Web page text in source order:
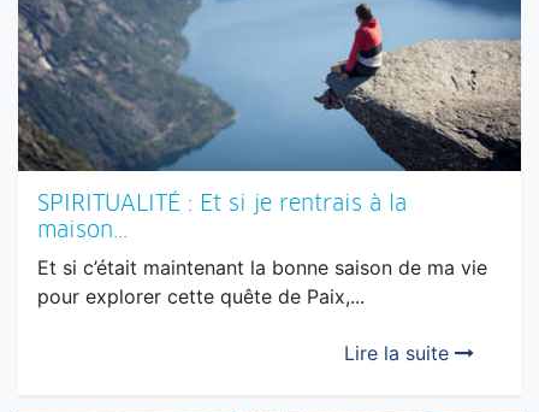
SPIRITUALITÉ : Et si je rentrais à la
maison...
Et si c’était maintenant la bonne saison de ma vie
pour explorer cette quête de Paix,...
Lire la suite